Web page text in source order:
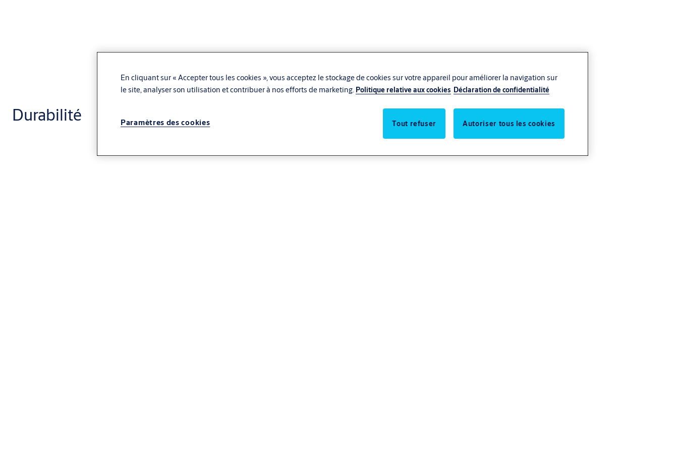
Durabilité
En cliquant sur « Accepter tous les cookies », vous acceptez le stockage de cookies sur votre appareil pour améliorer la navigation sur
le site, analyser son utilisation et contribuer à nos efforts de marketing. Politique relative aux cookies Déclaration de confidentialité
Paramètres des cookies Tout refuser Autoriser tous les cookies